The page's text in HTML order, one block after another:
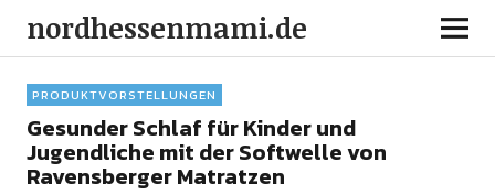
nordhessenmami.de
PRODUKTVORSTELLUNGEN
Gesunder Schlaf für Kinder und
Jugendliche mit der Softwelle von
Ravensberger Matratzen